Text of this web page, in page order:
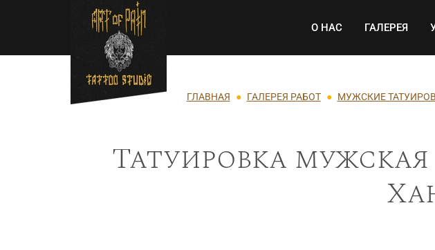
Перейти к основному содержанию Основная
О НАС ГАЛЕРЕЯ
Строка навигации
ГЛАВНАЯ ГАЛЕРЕЯ РАБОТ МУЖСКИЕ
Татуировка